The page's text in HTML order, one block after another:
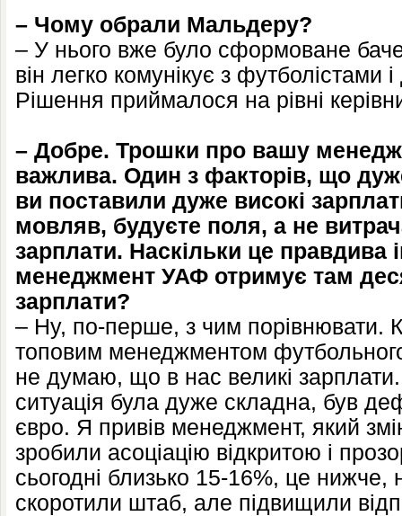
– Чому обрали Мальдеру?
– У нього вже було сформоване
він легко комунікує з футболістами
Рішення приймалося на рівні
– Добре. Трошки про вашу
важлива. Один з факторів, що
ви поставили дуже високі
мовляв, будуєте поля, а не
зарплати. Наскільки це правдива
менеджмент УАФ отримує там
зарплати?
– Ну, по-перше, з чим порівнювати.
топовим менеджментом футбольного
не думаю, що в нас великі
ситуація була дуже складна, був
євро. Я привів менеджмент, який
зробили асоціацію відкритою і
сьогодні близько 15-16%, це нижче,
скоротили штаб, але підвищили